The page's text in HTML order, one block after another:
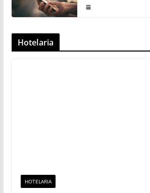
Hotelaria
HOTELARIA